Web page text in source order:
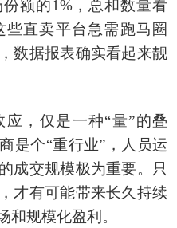
额的1%，总和数量看
直卖平台急需跑马圈
数据报表确实看起来靓
，仅是一种“量”的叠
是个“重行业”，人员运
成交规模极为重要。只
才有可能带来长久持续
和规模化盈利。